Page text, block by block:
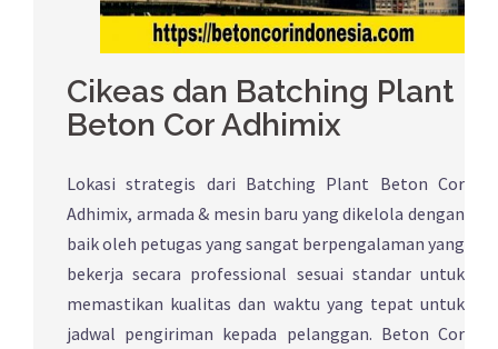
Cikeas dan Batching Plant
Beton Cor Adhimix
Lokasi strategis dari Batching Plant Beton Cor
Adhimix, armada & mesin baru yang dikelola dengan
baik oleh petugas yang sangat berpengalaman yang
bekerja secara professional sesuai standar untuk
memastikan kualitas dan waktu yang tepat untuk
jadwal pengiriman kepada pelanggan. Beton Cor